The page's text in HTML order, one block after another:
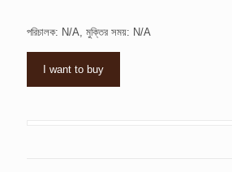
পরিচালক: N/A, মুক্তির সময়: N/A
I want to buy